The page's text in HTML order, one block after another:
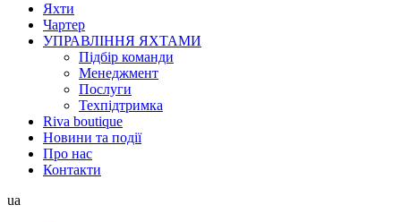
Яхти
Чартер
УПРАВЛІННЯ ЯХТАМИ
Підбір команди
Менеджмент
Послуги
Техпідтримка
Riva boutique
Новини та події
Про нас
Контакти
ua